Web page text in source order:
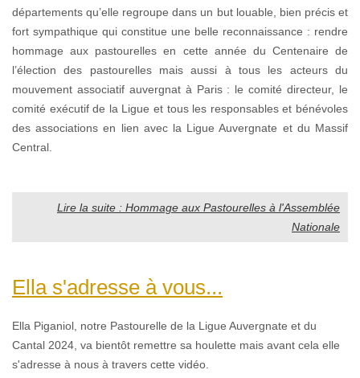
départements qu’elle regroupe dans un but louable, bien précis et
fort sympathique qui constitue une belle reconnaissance : rendre
hommage aux pastourelles en cette année du Centenaire de
l’élection des pastourelles mais aussi à tous les acteurs du
mouvement associatif auvergnat à Paris : le comité directeur, le
comité exécutif de la Ligue et tous les responsables et bénévoles
des associations en lien avec la Ligue Auvergnate et du Massif
Central.
Lire la suite : Hommage aux Pastourelles à l'Assemblée
Nationale
Ella s'adresse à vous...
Ella Piganiol, notre Pastourelle de la Ligue Auvergnate et du
Cantal 2024, va bientôt remettre sa houlette mais avant cela elle
s'adresse à nous à travers cette vidéo.